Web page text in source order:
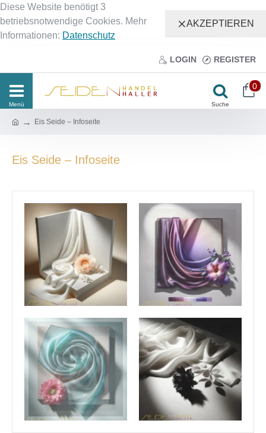
Diese Website benötigt 3
betriebsnotwendige Cookies. Mehr
Informationen: Datenschutz
AKZEPTIEREN
LOGIN REGISTER
0
Eis Seide – Infoseite
Eis Seide – Infoseite
ACCESSOIRES
MERINOWOLLE